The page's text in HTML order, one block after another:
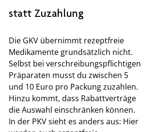
statt Zuzahlung
Die GKV übernimmt rezeptfreie
Medikamente grundsätzlich nicht.
Selbst bei verschreibungspflichtigen
Präparaten musst du zwischen 5
und 10 Euro pro Packung zuzahlen.
Hinzu kommt, dass Rabattverträge
die Auswahl einschränken können.
In der PKV sieht es anders aus: Hier